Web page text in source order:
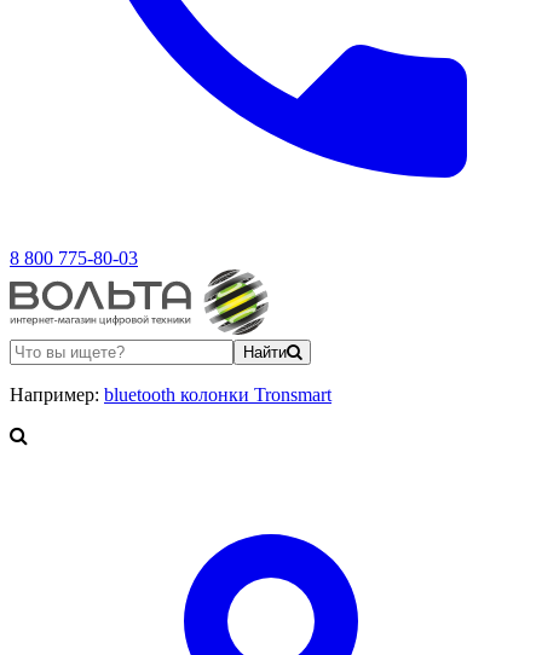
8 800 775-80-03
Найти
Например: bluetooth колонки Tronsmart